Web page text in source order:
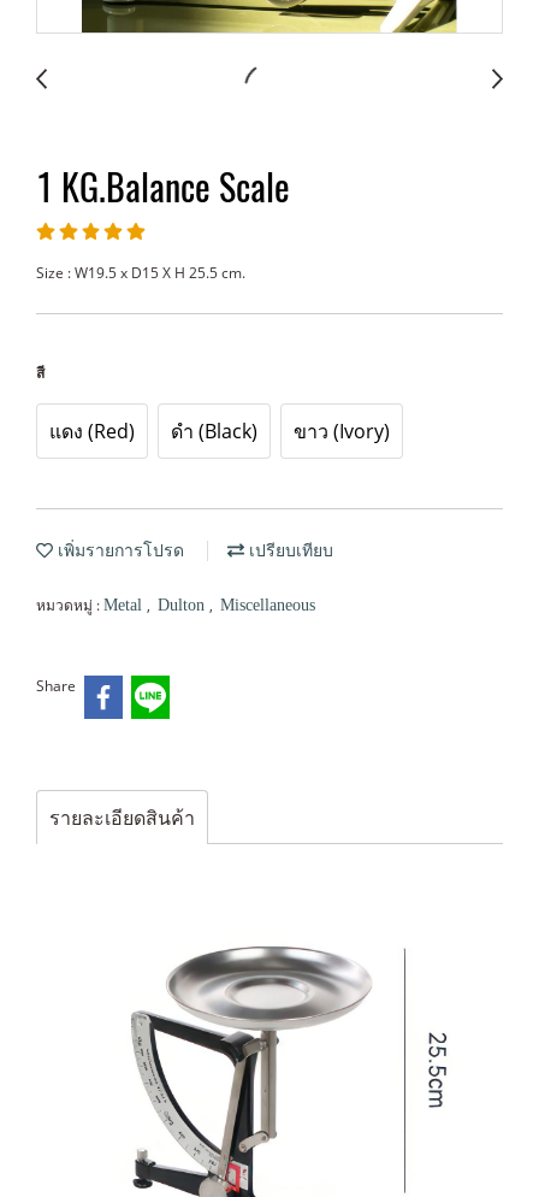
1 KG.Balance Scale
Size : W19.5 x D15 X H 25.5 cm.
สี
แดง (Red) ดำ (Black) ขาว (Ivory)
เพิ่มรายการโปรด เปรียบเทียบ
หมวดหมู่ : Metal , Dulton , Miscellaneous
Share
รายละเอียดสินค้า